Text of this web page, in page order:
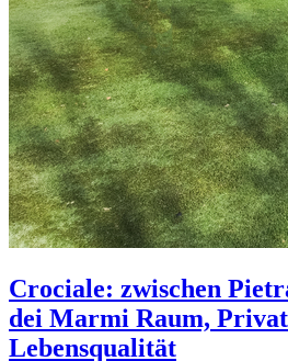
Crociale: zwischen
dei Marmi Raum,
Lebensqualität